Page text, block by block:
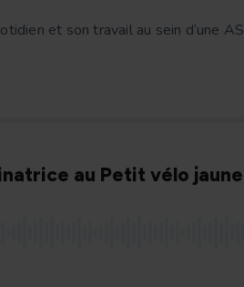
et son travail au sein d’une